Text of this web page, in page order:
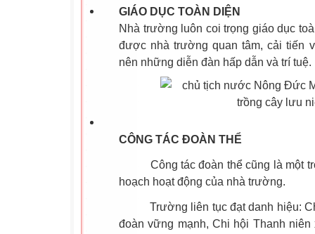
GIÁO DỤC TOÀN DIỆN
Nhà trường luôn coi trọng giáo dục
được nhà trường quan tâm, cải tiến
nên những diễn đàn hấp dẫn và trí tuệ.
CÔNG TÁC ĐOÀN THỂ
Công tác đoàn thể cũng là một
hoạch hoạt động của nhà trường.
Trường liên tục đạt danh hiệu:
đoàn vững mạnh, Chi hội Thanh